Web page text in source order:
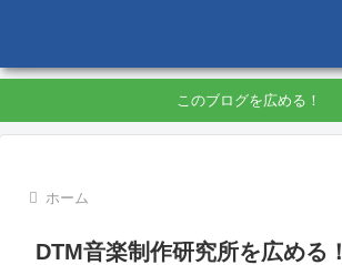
このブログを広める！
ホーム
DTM音楽制作研究所を広める！